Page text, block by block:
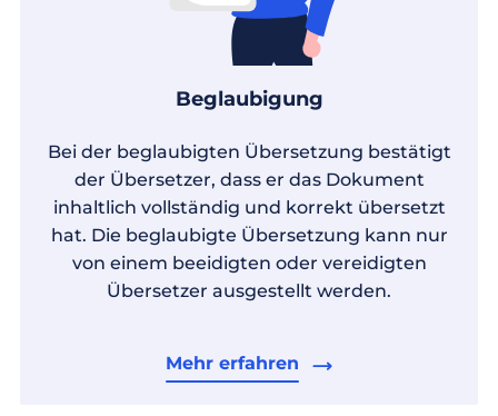
Beglaubigung
Bei der beglaubigten Übersetzung bestätigt
der Übersetzer, dass er das Dokument
inhaltlich vollständig und korrekt übersetzt
hat. Die beglaubigte Übersetzung kann nur
von einem beeidigten oder vereidigten
Übersetzer ausgestellt werden.
Mehr erfahren